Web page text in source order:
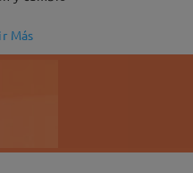
Más